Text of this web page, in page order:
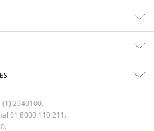
2940100.
01 8000 110 211.